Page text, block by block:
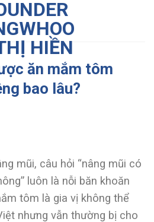
ăn mắm tôm
bao lâu?
mũi, câu hỏi “nâng mũi có
luôn là nỗi băn khoăn
tôm là gia vị không thể
nhưng vẫn thường bị cho